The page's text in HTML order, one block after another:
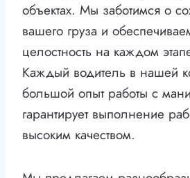
объектах. Мы заботимся о
вашего груза и
целостность на каждом
Каждый водитель в нашей
большой опыт работы с
гарантирует выполнение
высоким качеством.